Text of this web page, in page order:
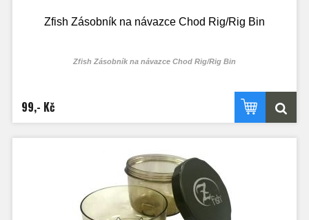
Zfish Zásobník na návazce Chod Rig/Rig Bin
Zfish Zásobník na návazce Chod Rig/Rig Bin
99,- Kč